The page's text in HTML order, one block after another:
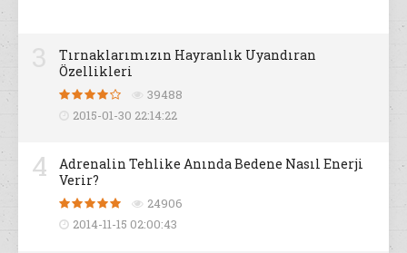
Tırnaklarımızın Hayranlık Uyandıran
Özellikleri
39488
2015-01-30 22:14:22
4
Adrenalin Tehlike Anında Bedene Nasıl Enerji
Verir?
24906
2014-11-15 02:00:43